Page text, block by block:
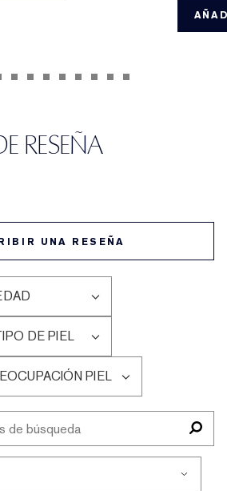
RESEÑA
UNA RESEÑA
DE PIEL
PIEL